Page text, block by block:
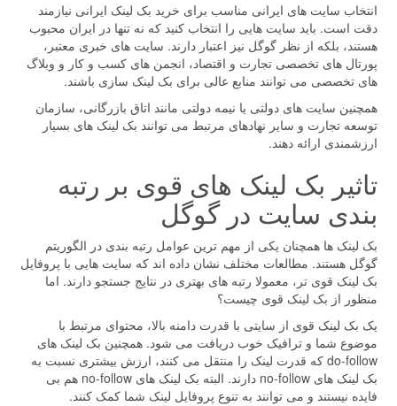
انتخاب سایت های ایرانی مناسب برای خرید بک لینک ایرانی نیازمند
دقت است. باید سایت هایی را انتخاب کنید که نه تنها در ایران محبوب
هستند، بلکه از نظر گوگل نیز اعتبار دارند. سایت های خبری معتبر،
پورتال های تخصصی تجارت و اقتصاد، انجمن های کسب و کار و وبلاگ
های تخصصی می توانند منابع عالی برای بک لینک سازی باشند.
همچنین سایت های دولتی یا نیمه دولتی مانند اتاق بازرگانی، سازمان
توسعه تجارت و سایر نهادهای مرتبط می توانند بک لینک های بسیار
ارزشمندی ارائه دهند.
تاثیر بک لینک های قوی بر رتبه
بندی سایت در گوگل
بک لینک ها همچنان یکی از مهم ترین عوامل رتبه بندی در الگوریتم
گوگل هستند. مطالعات مختلف نشان داده اند که سایت هایی با پروفایل
بک لینک قوی تر، معمولا رتبه های بهتری در نتایج جستجو دارند. اما
منظور از بک لینک قوی چیست؟
یک بک لینک قوی از سایتی با قدرت دامنه بالا، محتوای مرتبط با
موضوع شما و ترافیک خوب دریافت می شود. همچنین بک لینک های
do-follow که قدرت لینک را منتقل می کنند، ارزش بیشتری نسبت به
بک لینک های no-follow دارند. البته بک لینک های no-follow هم بی
فایده نیستند و می توانند به تنوع پروفایل لینک شما کمک کنند.